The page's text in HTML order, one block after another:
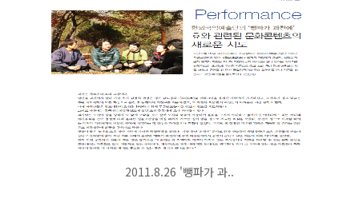
2011.8.26 '뺑파가 과..